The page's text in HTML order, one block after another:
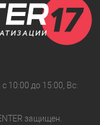
10:00 до 15:00, Вс:
защищен.